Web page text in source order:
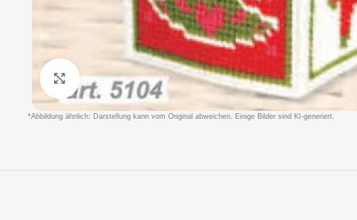
Klicken um zu vergrößern
*Abbildung ähnlich: Darstellung kann vom Original abweichen. Einige Bilder sind KI-generiert.